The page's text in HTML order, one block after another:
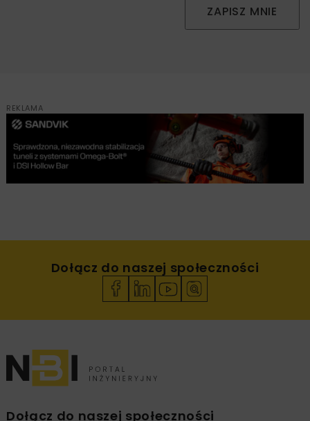
ZAPISZ MNIE
REKLAMA
Dołącz do naszej społeczności
Dołącz do naszej społeczności